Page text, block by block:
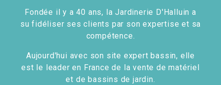
Fondée il y a 40 ans, la Jardinerie D'Halluin a
su fidéliser ses clients par son expertise et sa
compétence.
Aujourd'hui avec son site expert bassin, elle
est le leader en France de la vente de matériel
et de bassins de jardin.